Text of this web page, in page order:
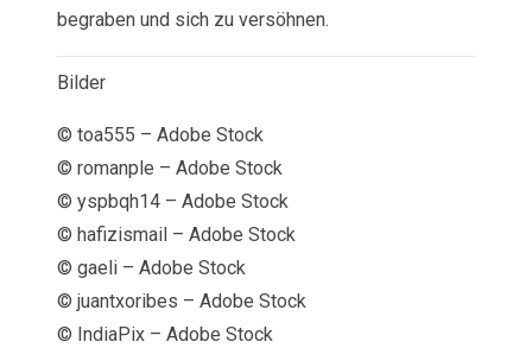
begraben und sich zu versöhnen.
Bilder
© toa555 – Adobe Stock
© romanple – Adobe Stock
© yspbqh14 – Adobe Stock
© hafizismail – Adobe Stock
© gaeli – Adobe Stock
© juantxoribes – Adobe Stock
© IndiaPix – Adobe Stock